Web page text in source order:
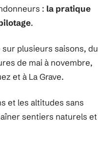
: la pratique
.
plusieurs saisons, du
de mai à novembre,
et à La Grave.
et les altitudes sans
sentiers naturels et